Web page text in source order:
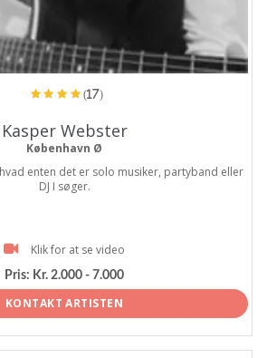
(17)
Kasper Webster
København Ø
enten det er solo musiker, partyband eller
DJ I søger.
Klik for at se video
Pris: Kr. 2.000 - 7.000
KONTAKT ARTISTEN